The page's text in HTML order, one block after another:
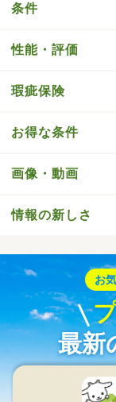
条件
性能・評価
瑕疵保険
お得な条件
画像・動画
情報の新しさ
お
最新